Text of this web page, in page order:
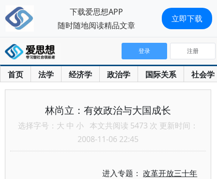
首页 法学 经济学 政治学 国际关系 社会学
登录 注册
林尚立：有效政治与大国成长
选择字号： 大 中 小 本文共阅读 5473 次 更新时间：
2008-11-06 22:45
进入专题：改革开放三十年
下载爱思想APP
随时随地阅读精品文章
立即下载